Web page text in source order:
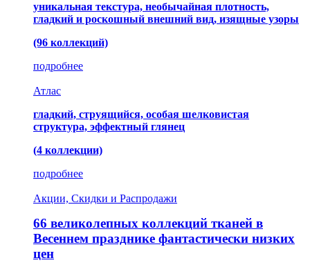
уникальная текстура, необычайная плотность,
гладкий и роскошный внешний вид, изящные узоры
(96 коллекций)
подробнее
Атлас
гладкий, струящийся, особая шелковистая
структура, эффектный глянец
(4 коллекции)
подробнее
Акции, Скидки и Распродажи
66 великолепных коллекций тканей в
Весеннем празднике фантастически низких
цен